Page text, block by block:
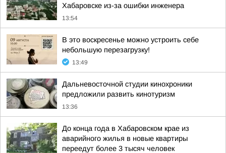
Хабаровске из-за ошибки инженера
13:54
В это воскресенье можно устроить себе
небольшую перезагрузку!
13:49
Дальневосточной студии кинохроники
предложили развить кинотуризм
13:36
До конца года в Хабаровском крае из
аварийного жилья в новые квартиры
переедут более 3 тысяч человек